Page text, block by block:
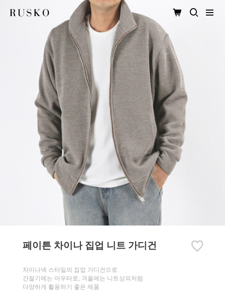
페이튼 차이나 집업 니트 가디건
차이나넥 스타일의 집업 가디건으로
간절기에는 아우터로, 겨울에는 니트상의처럼
다양하게 활용하기 좋은 제품